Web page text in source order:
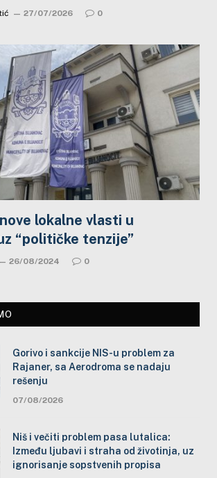
27/07/2026 0
lokalne vlasti u
“političke tenzije”
26/08/2024 0
Gorivo i sankcije NIS-u problem za
Rajaner, sa Aerodroma se nadaju
rešenju
07/08/2026
Niš i večiti problem pasa lutalica:
Između ljubavi i straha od životinja, uz
ignorisanje sopstvenih propisa